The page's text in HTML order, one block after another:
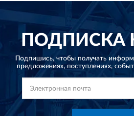
ПОДПИСКА
Подпишись, чтобы получать
предложениях, поступлениях,